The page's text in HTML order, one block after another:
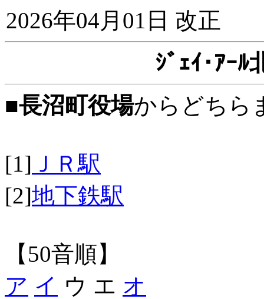
2026年04月01日 改正
ｼﾞｪｲ･ｱｰﾙ
■長沼町役場からどちら
[1] ＪＲ駅
[2]地下鉄駅
【50音順】
ア イ ウ エ オ